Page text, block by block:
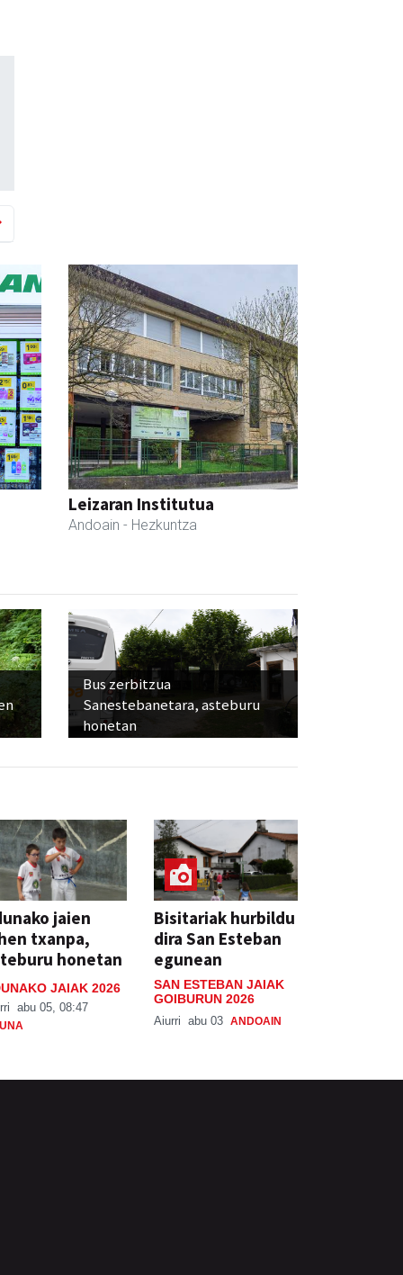
Leizaran Institutua
Andoain - Hezkuntza
Bus zerbitzua
Sanestebanetara, asteburu
honetan
jaien
txanpa,
honetan
JAIAK 2026
abu 05, 08:47
Bisitariak hurbildu
dira San Esteban
egunean
SAN ESTEBAN JAIAK
GOIBURUN 2026
Aiurri abu 03 ANDOAIN